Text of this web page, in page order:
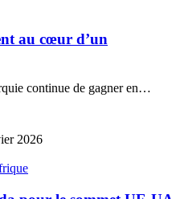
au cœur d’un
continue de gagner en…
2026